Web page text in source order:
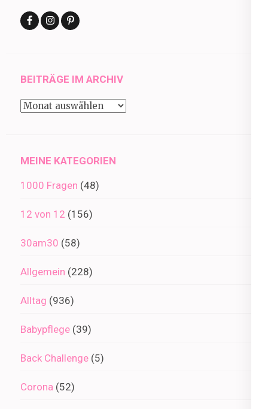
BEITRÄGE IM ARCHIV
Beiträge
MEINE KATEGORIEN
1000 Fragen (48)
12 von 12 (156)
30am30 (58)
Allgemein (228)
Alltag (936)
Babypflege (39)
Back Challenge (5)
Corona (52)